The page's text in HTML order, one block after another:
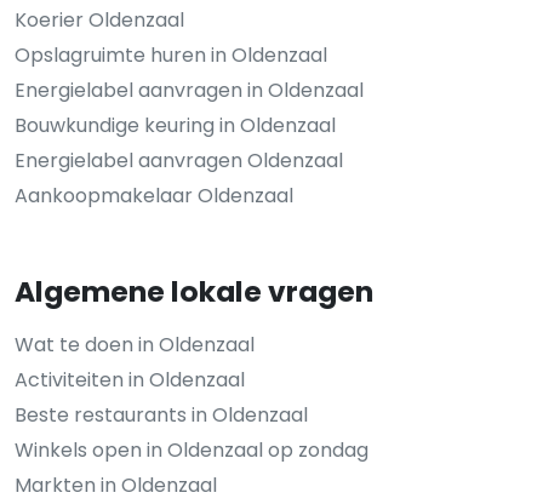
Koerier Oldenzaal
Opslagruimte huren in Oldenzaal
Energielabel aanvragen in Oldenzaal
Bouwkundige keuring in Oldenzaal
Energielabel aanvragen Oldenzaal
Aankoopmakelaar Oldenzaal
Algemene lokale vragen
Wat te doen in Oldenzaal
Activiteiten in Oldenzaal
Beste restaurants in Oldenzaal
Winkels open in Oldenzaal op zondag
Markten in Oldenzaal